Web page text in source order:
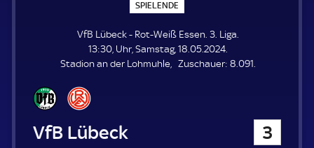
SPIELENDE
P
E
L
E
N
VfB Lübeck - Rot-Weiß Essen. 3. Liga.
13:30, Uhr, Samstag, 18.05.2024.
Stadion an der Lohmuhle
Zuschauer: Z
8.091.
VfB Lübeck 3